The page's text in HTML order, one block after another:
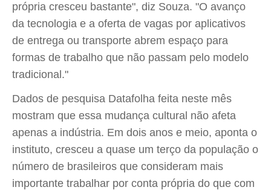
própria cresceu bastante", diz Souza. "O avanço
da tecnologia e a oferta de vagas por aplicativos
de entrega ou transporte abrem espaço para
formas de trabalho que não passam pelo modelo
tradicional."
Dados de pesquisa Datafolha feita neste mês
mostram que essa mudança cultural não afeta
apenas a indústria. Em dois anos e meio, aponta o
instituto, cresceu a quase um terço da população o
número de brasileiros que consideram mais
importante trabalhar por conta própria do que com